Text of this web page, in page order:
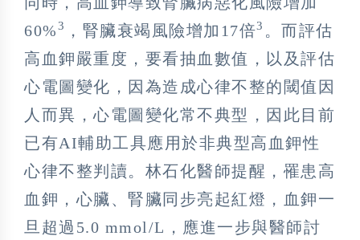
60%3 ，腎臟衰竭風險增加17倍3 。而評估
高血鉀嚴重度，要看抽血數值，以及評估
心電圖變化，因為造成心律不整的閾值因
人而異，心電圖變化常不典型，因此目前
已有AI輔助工具應用於非典型高血鉀性
心律不整判讀。林石化醫師提醒，罹患高
血鉀，心臟、腎臟同步亮起紅燈，血鉀一
旦超過5.0 mmol/L，應進一步與醫師討